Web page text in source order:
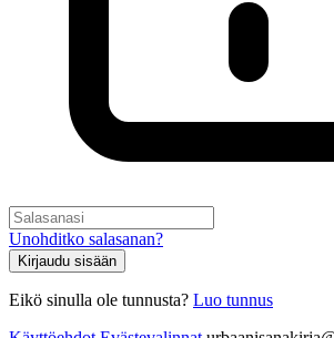
Unohditko salasanan?
Kirjaudu sisään
Eikö sinulla ole tunnusta? Luo tunnus